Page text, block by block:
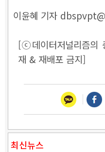
이윤혜 기자
[ⓒ데이터저널리즘의
재 & 재배포 금지]
최신뉴스